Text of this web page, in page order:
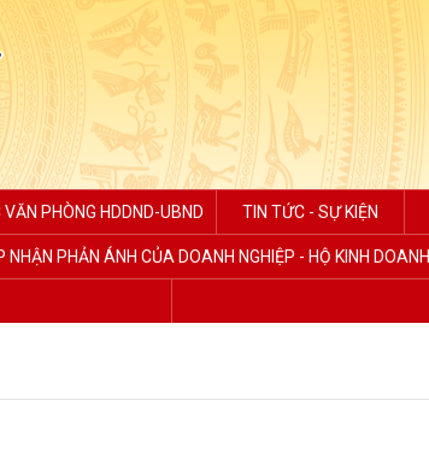
PHÒNG HDDND-UBND TIN TỨC - SỰ KIỆN
NHẬN PHẢN ÁNH CỦA DOANH NGHIỆP - HỘ KINH DOANH